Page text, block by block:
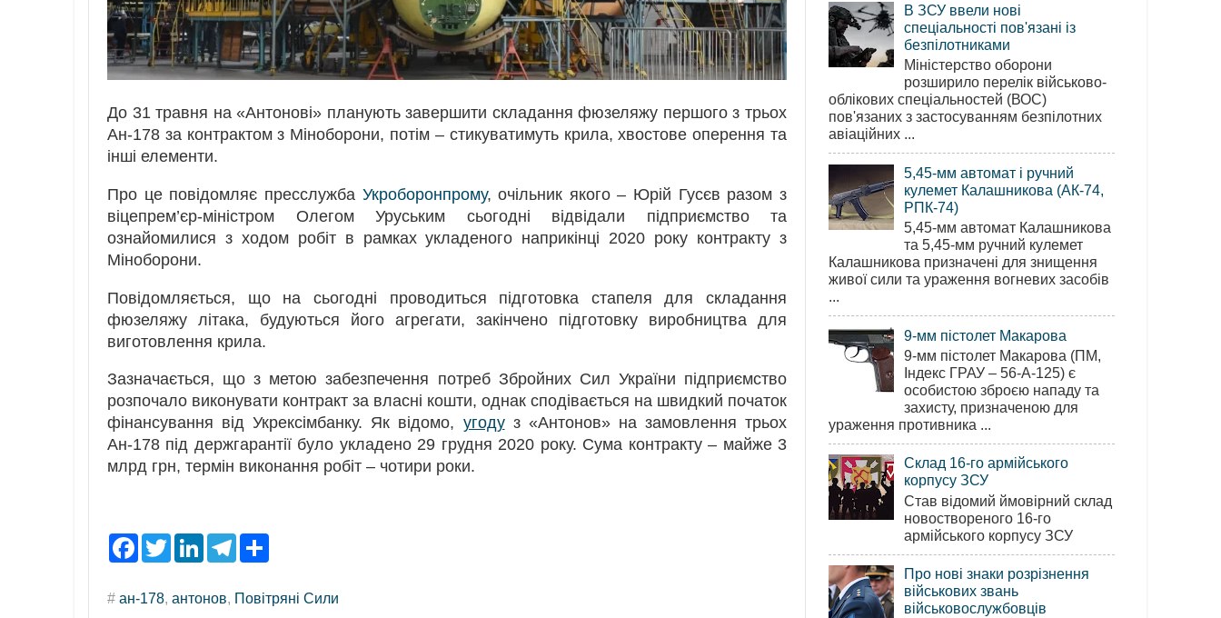
До 31 травня на «Антонові» планують завершити складання фюзеляжу першого з трьох
Ан-178 за контрактом з Міноборони, потім – стикуватимуть крила, хвостове оперення та
інші елементи.
Про це повідомляє пресслужба Укроборонпрому, очільник якого – Юрій Гусєв разом з
віцепрем’єр-міністром Олегом Уруським сьогодні відвідали підприємство та
ознайомилися з ходом робіт в рамках укладеного наприкінці 2020 року контракту з
Міноборони.
Повідомляється, що на сьогодні проводиться підготовка стапеля для складання
фюзеляжу літака, будуються його агрегати, закінчено підготовку виробництва для
виготовлення крила.
Зазначається, що з метою забезпечення потреб Збройних Сил України підприємство
розпочало виконувати контракт за власні кошти, однак сподівається на швидкий початок
фінансування від Укрексімбанку. Як відомо, угодуз «Антонов» на замовлення трьох
Ан-178 під держгарантії було укладено 29 грудня 2020 року. Сума контракту – майже 3
млрд грн, термін виконання робіт – чотири роки.
F
a
b
T
w
t
L
e
T
g
e
# ан-178, антонов, Повітряні Сили
В ЗСУ ввели нові
спеціальності пов'язані із
безпілотниками
Міністерство оборони
розширило перелік військово-
облікових спеціальностей (ВОС)
пов'язаних з застосуванням безпілотних
авіаційних ...
5,45-мм автомат і ручний
кулемет Калашникова (АК-74,
РПК-74)
5,45-мм автомат Калашникова
та 5,45-мм ручний кулемет
Калашникова призначені для знищення
живої сили та ураження вогневих засобів
...
9-мм пістолет Макарова
9-мм пістолет Макарова (ПМ,
Індекс ГРАУ – 56-А-125) є
особистою зброєю нападу та
захисту, призначеною для
ураження противника ...
Склад 16-го армійського
корпусу ЗСУ
Став відомий ймовірний склад
новоствореного 16-го
армійського корпусу ЗСУ
Про нові знаки розрізнення
військових звань
військовослужбовців